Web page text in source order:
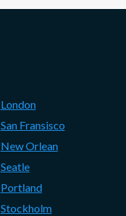
London
San Fransisco
New Orlean
Seatle
Portland
Stockholm